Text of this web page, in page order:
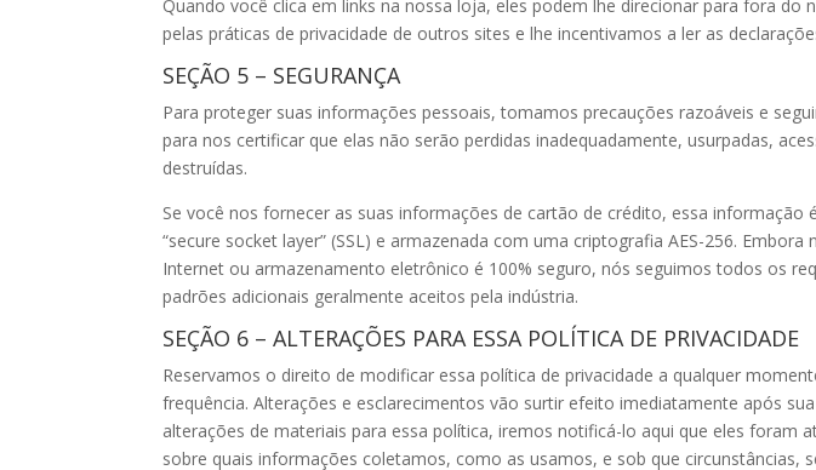
Quando você clica em links na nossa loja, eles podem lhe direcionar para fora do
pelas práticas de privacidade de outros sites e lhe incentivamos a ler as
SEÇÃO 5 – SEGURANÇA
Para proteger suas informações pessoais, tomamos precauções razoáveis e
para nos certificar que elas não serão perdidas inadequadamente, usurpadas,
destruídas.
Se você nos fornecer as suas informações de cartão de crédito, essa informação
“secure socket layer” (SSL) e armazenada com uma criptografia AES-256.
Internet ou armazenamento eletrônico é 100% seguro, nós seguimos todos os
padrões adicionais geralmente aceitos pela indústria.
SEÇÃO 6 – ALTERAÇÕES PARA ESSA POLÍTICA DE PRIVACIDADE
Reservamos o direito de modificar essa política de privacidade a qualquer
frequência. Alterações e esclarecimentos vão surtir efeito imediatamente após
alterações de materiais para essa política, iremos notificá-lo aqui que eles foram
sobre quais informações coletamos, como as usamos, e sob que circunstâncias,